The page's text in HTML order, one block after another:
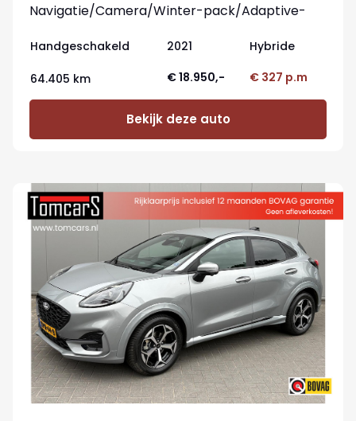
Navigatie/Camera/Winter-pack/Adaptive-
Handgeschakeld 2021 Hybride
64.405 km € 18.950,- € 327 p.m
Bekijk deze auto